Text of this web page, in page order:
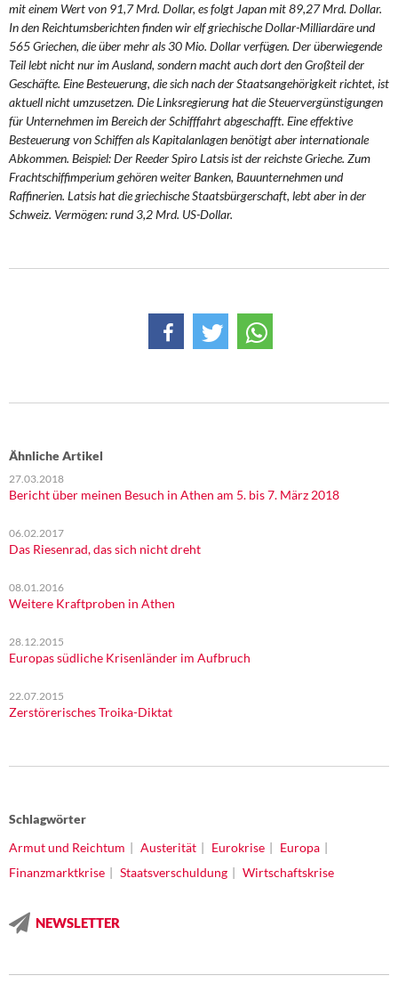
mit einem Wert von 91,7 Mrd. Dollar, es folgt Japan mit 89,27 Mrd. Dollar.
In den Reichtumsberichten finden wir elf griechische Dollar-Milliardäre und
565 Griechen, die über mehr als 30 Mio. Dollar verfügen. Der überwiegende
Teil lebt nicht nur im Ausland, sondern macht auch dort den Großteil der
Geschäfte. Eine Besteuerung, die sich nach der Staatsangehörigkeit richtet, ist
aktuell nicht umzusetzen. Die Linksregierung hat die Steuervergünstigungen
für Unternehmen im Bereich der Schifffahrt abgeschafft. Eine effektive
Besteuerung von Schiffen als Kapitalanlagen benötigt aber internationale
Abkommen. Beispiel: Der Reeder Spiro Latsis ist der reichste Grieche. Zum
Frachtschiffimperium gehören weiter Banken, Bauunternehmen und
Raffinerien. Latsis hat die griechische Staatsbürgerschaft, lebt aber in der
Schweiz. Vermögen: rund 3,2 Mrd. US-Dollar.
Ähnliche Artikel
27.03.2018
Bericht über meinen Besuch in Athen am 5. bis 7. März 2018
06.02.2017
Das Riesenrad, das sich nicht dreht
08.01.2016
Weitere Kraftproben in Athen
28.12.2015
Europas südliche Krisenländer im Aufbruch
22.07.2015
Zerstörerisches Troika-Diktat
Schlagwörter
Armut und Reichtum
Austerität Eurokrise
Europa
Finanzmarktkrise
Staatsverschuldung Wirtschaftskrise
NEWSLETTER